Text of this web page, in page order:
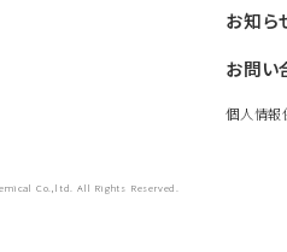
お知ら
お問い
個人情報
Co.,ltd. All Rights Reserved.